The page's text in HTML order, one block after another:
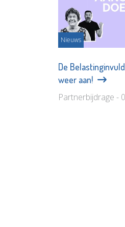
Nieuws
De
weer aan!
Partnerbijdrage -